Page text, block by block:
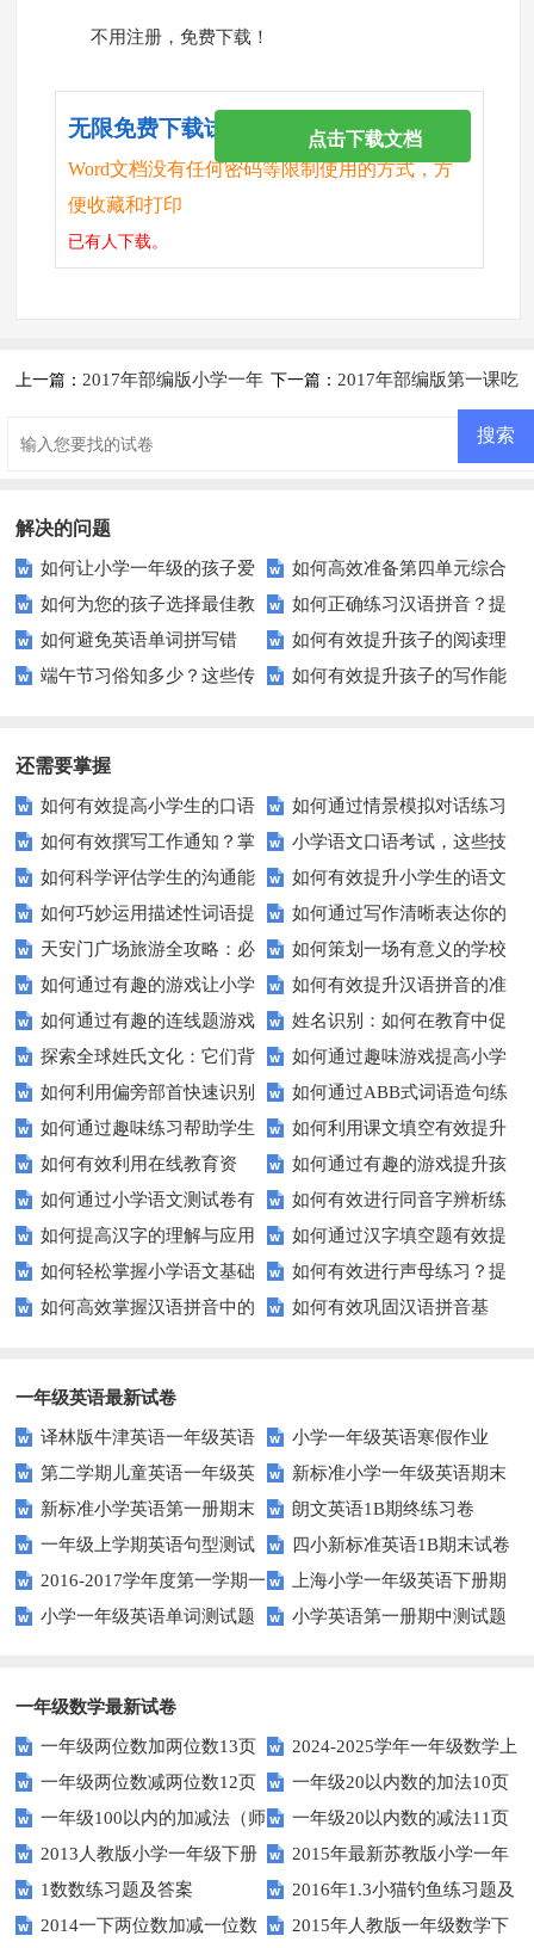
不用注册，免费下载！
无限免费下载试卷
Word文档没有任何密码等限制使用的方式，方
便收藏和打印
已有人下载。
点击下载文档
上一篇： 2017年部编版小学一年
及答案
下一篇： 2017年部编版第一课吃
解决的问题
如何让小学一年级的孩子爱
上语文课？
如何高效准备第四单元综合
测试？这些建议让你事半功倍！
如何为您的孩子选择最佳教
育？——探究武胜县街子镇小学
的优势
如何正确练习汉语拼音？提
升发音清晰度的小秘诀
如何避免英语单词拼写错
误？这里有5个实用技巧！
如何有效提升孩子的阅读理
解能力？这里有秘诀！
端午节习俗知多少？这些传
如何有效提升孩子的写作能
还需要掌握
如何有效提高小学生的口语
交际测试成绩？
如何通过情景模拟对话练习
提高你的沟通能力？
如何有效撰写工作通知？掌
握这些技巧让你的通知更专业！
小学语文口语考试，这些技
巧让孩子自信应考？
如何科学评估学生的沟通能
力？
如何有效提升小学生的语文
拼写能力？
如何巧妙运用描述性词语提
升教育效果？
如何通过写作清晰表达你的
愿望？
天安门广场旅游全攻略：必
看的历史与文化景点
如何策划一场有意义的学校
升旗仪式？
如何通过有趣的游戏让小学
生轻松掌握常见姓氏？
如何有效提升汉语拼音的准
确性和流利度？这里有妙招！
如何通过有趣的连线题游戏
提升孩子的逻辑思维能力？
姓名识别：如何在教育中促
进个性化学习？
探索全球姓氏文化：它们背
后隐藏的故事？
如何通过趣味游戏提高小学
生的拼音水平？
如何利用偏旁部首快速识别
汉字？
如何通过ABB式词语造句练
习提高孩子的语言表达能力？
如何通过趣味练习帮助学生
掌握反义词匹配？
如何利用课文填空有效提升
语文成绩？
如何有效利用在线教育资
源？
如何通过有趣的游戏提升孩
子的句子补全技巧？
如何通过小学语文测试卷有
效提高孩子的阅读与写作技能？
如何有效进行同音字辨析练
习？这些方法让你事半功倍！
如何提高汉字的理解与应用
能力？这里有妙招！
如何通过汉字填空题有效提
升小学生的汉字书写能力？
如何轻松掌握小学语文基础
知识？
如何有效进行声母练习？提
升发音技巧有妙招！
如何高效掌握汉语拼音中的
如何有效巩固汉语拼音基
一年级英语最新试卷
译林版牛津英语一年级英语
1AB测试卷
小学一年级英语寒假作业
第二学期儿童英语一年级英
语期末试卷
新标准小学一年级英语期末
质量检测题
新标准小学英语第一册期末
测试题
朗文英语1B期终练习卷
一年级上学期英语句型测试
题
四小新标准英语1B期末试卷
2016-2017学年度第一学期一
起一年级英语期中试卷
上海小学一年级英语下册期
中试卷
小学一年级英语单词测试题 小学英语第一册期中测试题
一年级数学最新试卷
一年级两位数加两位数13页
2024-2025学年一年级数学上
册期末素养测评卷（考试版A4
人教版）
一年级两位数减两位数12页
一年级20以内数的加法10页
一年级100以内的加减法（师
版）
一年级20以内数的减法11页
2013人教版小学一年级下册
第三单元整理与复习（一）练习
题
2015年最新苏教版小学一年
级数学下册第一次月考试卷
1数数练习题及答案
2016年1.3小猫钓鱼练习题及
答案
2014一下两位数加减一位数 2015年人教版一年级数学下